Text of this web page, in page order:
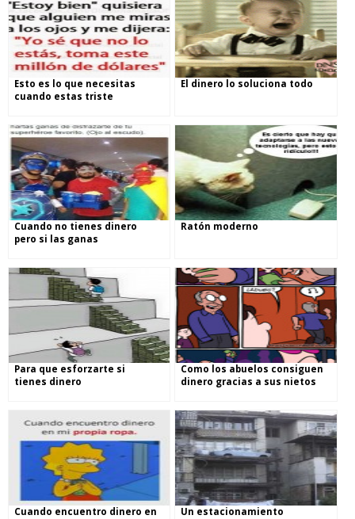
Esto es lo que necesitas
cuando estas triste
El dinero lo soluciona todo
Cuando no tienes dinero
pero si las ganas
Ratón moderno
Para que esforzarte si
tienes dinero
Como los abuelos consiguen
dinero gracias a sus nietos
Cuando encuentro dinero en
Un estacionamiento